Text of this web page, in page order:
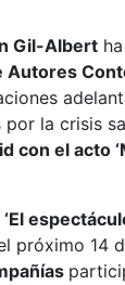
Gil-Albert
Autores
la crisis
con el acto
‘El
próximo 14